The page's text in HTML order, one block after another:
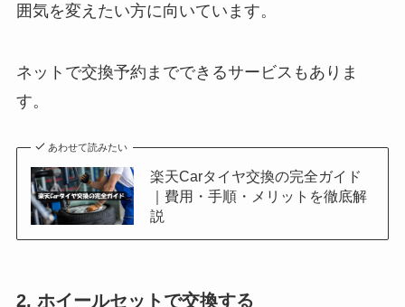
ネットで交換予約までできるサービスもありま
2. ホイールセットで交換する